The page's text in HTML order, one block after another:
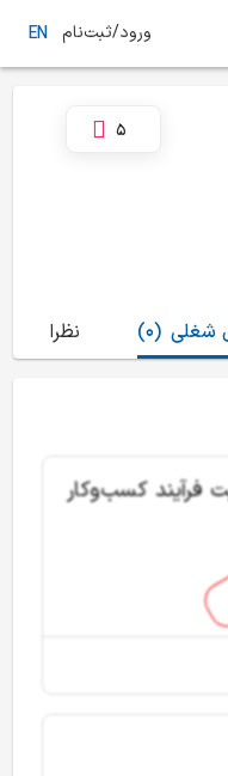
ورود/ثبت‌نام EN
5
(0) شغلی نظرات
فرآیند کسب‌وکار